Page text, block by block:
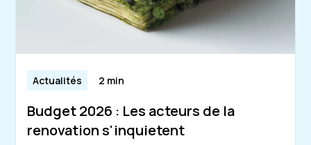
Actualités 2 min
Budget 2026 : Les acteurs de la
renovation s'inquietent